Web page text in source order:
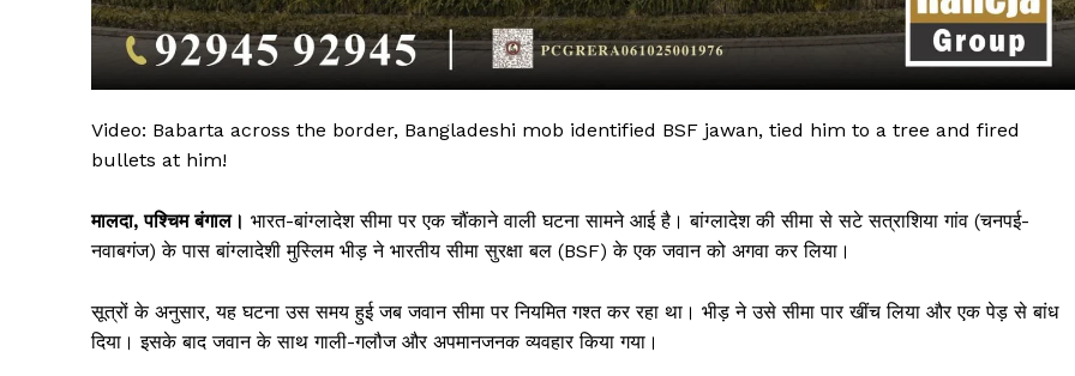
Video: Babarta across the border, Bangladeshi mob identified BSF jawan, tied him to a tree and fired
bullets at him!
मालदा, पश्चिम बंगाल। भारत-बांग्लादेश सीमा पर एक चौंकाने वाली घटना सामने आई है। बांग्लादेश की सीमा से सटे सत्राशिया गांव (चनपई-
नवाबगंज) के पास बांग्लादेशी मुस्लिम भीड़ ने भारतीय सीमा सुरक्षा बल (BSF) के एक जवान को अगवा कर लिया।
सूत्रों के अनुसार, यह घटना उस समय हुई जब जवान सीमा पर नियमित गश्त कर रहा था। भीड़ ने उसे सीमा पार खींच लिया और एक पेड़ से बांध
दिया। इसके बाद जवान के साथ गाली-गलौज और अपमानजनक व्यवहार किया गया।